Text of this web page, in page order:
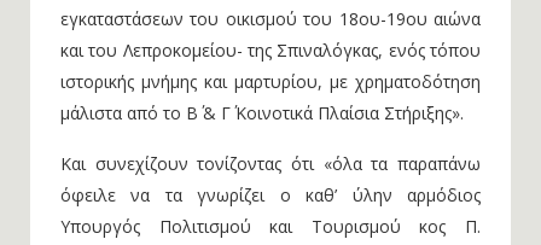
εγκαταστάσεων του οικισμού του 18ου-19ου αιώνα
και του Λεπροκομείου- της Σπιναλόγκας, ενός τόπου
ιστορικής μνήμης και μαρτυρίου, με χρηματοδότηση
μάλιστα από το Β΄ & Γ΄ Κοινοτικά Πλαίσια Στήριξης».
Και συνεχίζουν τονίζοντας ότι «όλα τα παραπάνω
όφειλε να τα γνωρίζει ο καθ’ ύλην αρμόδιος
Υπουργός Πολιτισμού και Τουρισμού κος Π.